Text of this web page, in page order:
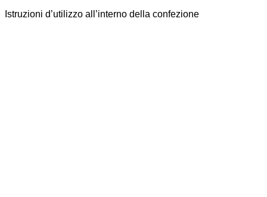
Istruzioni d’utilizzo all’interno della confezione